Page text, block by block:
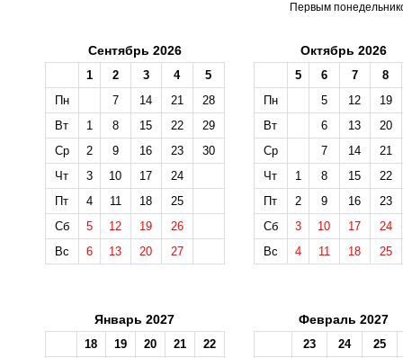
Первым
Сентябрь 2026
1 2 3 4
5
Пн
7 14 21
28
Вт
1 8 15 22
29
Ср
2 9 16 23
30
Чт
3 10 17
24
Пт
4 11 18
25
Сб
5 12 19
26
Вс
6 13 20 27
Октябрь 2026
5 6 7
8
Пн
5 12
19
Вт
6 13
20
Ср
7 14
21
Чт
1 8 15
22
Пт
2 9 16
23
Сб
3 10 17
24
Вс
4 11 18 25
Январь 2027
18 19 20 21
22
Февраль 2027
23 24
25